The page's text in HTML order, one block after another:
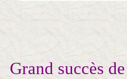
Grand succès